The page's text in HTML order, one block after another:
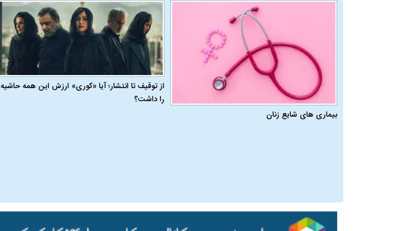
بیماری‌ های شایع زنان
از توقیف تا انتشار؛ آیا «کوری» ارزش این همه حاشیه
را داشت؟